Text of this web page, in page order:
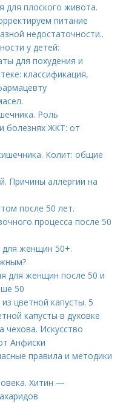
для плоского живота.
питание
недостаточности..
у детей:
для похудения и
классификация,
Роль
болезнях ЖКТ: от
Колит: общие
Причины аллергии на
после 50 лет.
процесса после 50
для женщин 50+.
для женщин после 50 и
50
цветной капусты. 5
капусты в духовке
чехова. Искусство
Анфиски
правила и методики
Хитин —